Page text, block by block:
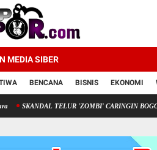
MEDIA SIBER
BENCANA BISNIS EKONOMI
TELUR 'ZOMBI' CARINGIN BOGOR: Menelan